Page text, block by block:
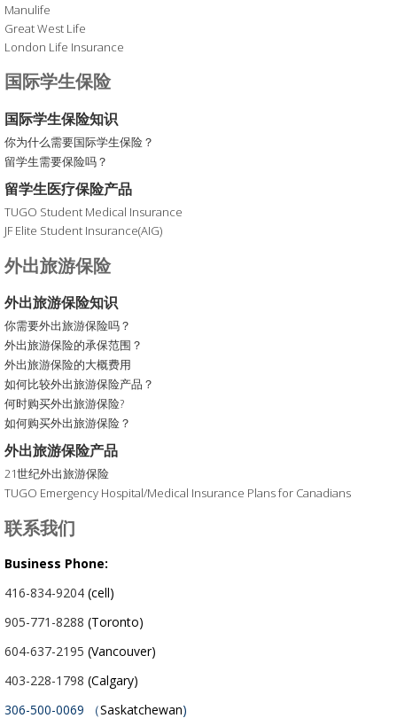
Manulife
Great West Life
London Life Insurance
国际学生保险
国际学生保险知识
你为什么需要国际学生保险？
留学生需要保险吗？
留学生医疗保险产品
TUGO Student Medical Insurance
JF Elite Student Insurance(AIG)
外出旅游保险
外出旅游保险知识
你需要外出旅游保险吗？
外出旅游保险的承保范围？
外出旅游保险的大概费用
如何比较外出旅游保险产品？
何时购买外出旅游保险?
如何购买外出旅游保险？
外出旅游保险产品
21世纪外出旅游保险
TUGO Emergency Hospital/Medical Insurance Plans for Canadians
联系我们
Business Phone:
416-834-9204 (cell)
905-771-8288 (Toronto)
604-637-2195 (Vancouver)
403-228-1798 (Calgary)
306-500-0069 （Saskatchewan)